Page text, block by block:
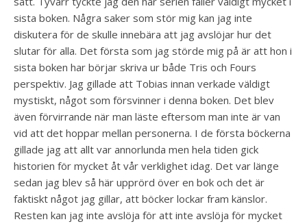
sista boken. Några saker som stör mig kan jag inte
diskutera för de skulle innebära att jag avslöjar hur det
slutar för alla. Det första som jag störde mig på är att hon i
sista boken har börjar skriva ur både Tris och Fours
perspektiv. Jag gillade att Tobias innan verkade väldigt
mystiskt, något som försvinner i denna boken. Det blev
även förvirrande när man läste eftersom man inte är van
vid att det hoppar mellan personerna. I de första böckerna
gillade jag att allt var annorlunda men hela tiden gick
historien för mycket åt vår verklighet idag. Det var länge
sedan jag blev så här upprörd över en bok och det är
faktiskt något jag gillar, att böcker lockar fram känslor.
Resten kan jag inte avslöja för att inte avslöja för mycket